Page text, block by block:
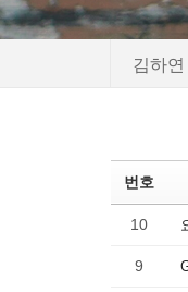
김하연
번호
10
9